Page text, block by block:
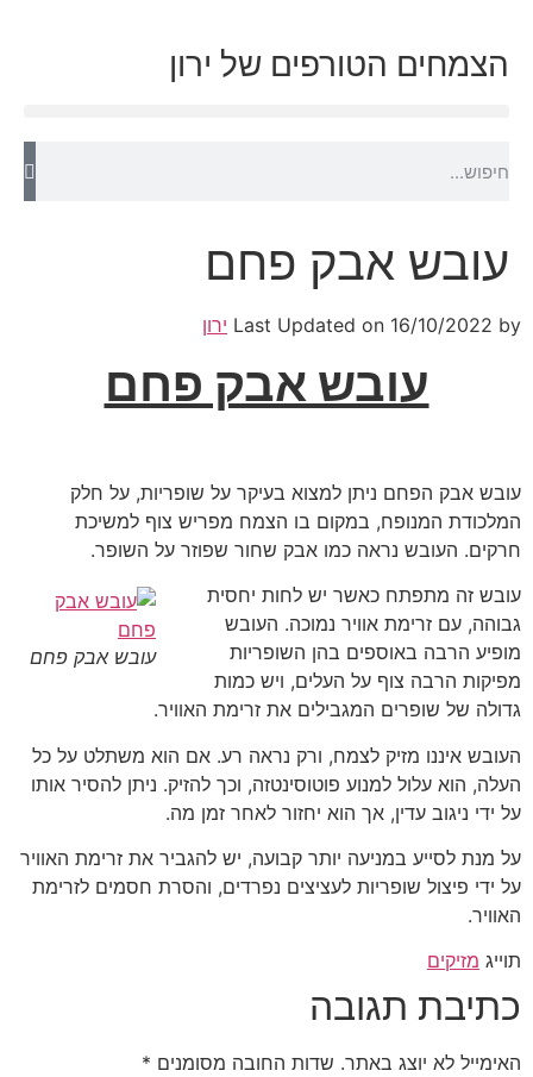
הצמחים הטורפים של ירון
עובש אבק פחם
Last Updated on 16/10/2022 by ירון
עובש אבק פחם
עובש אבק הפחם ניתן למצוא בעיקר על שופריות, על חלק
המלכודת המנופח, במקום בו הצמח מפריש צוף למשיכת
חרקים. העובש נראה כמו אבק שחור שפוזר על השופר.
עובש אבק פחם
עובש זה מתפתח כאשר יש לחות יחסית
גבוהה, עם זרימת אוויר נמוכה. העובש
מופיע הרבה באוספים בהן השופריות
מפיקות הרבה צוף על העלים, ויש כמות
גדולה של שופרים המגבילים את זרימת האוויר.
העובש איננו מזיק לצמח, ורק נראה רע. אם הוא משתלט על כל
העלה, הוא עלול למנוע פוטוסינטזה, וכך להזיק. ניתן להסיר אותו
על ידי ניגוב עדין, אך הוא יחזור לאחר זמן מה.
על מנת לסייע במניעה יותר קבועה, יש להגביר את זרימת האוויר
על ידי פיצול שופריות לעציצים נפרדים, והסרת חסמים לזרימת
האוויר.
תוייג מזיקים
כתיבת תגובה
האימייל לא יוצג באתר. שדות החובה מסומנים *